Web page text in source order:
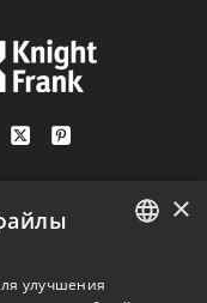
×
улучшения